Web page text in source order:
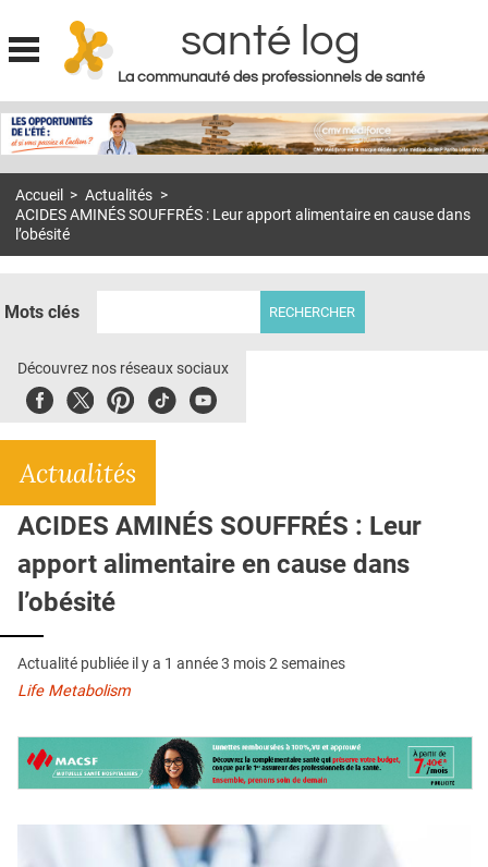
Jump to navigation
santé log
La communauté des professionnels de santé
MON COMPTE
S'ABONNER À LA REVUE SOIN À DOMICILE
E-REVUE SAD
THÉMA
CRÉDITS
Accueil > Actualités >
ACIDES AMINÉS SOUFFRÉS : Leur apport alimentaire en cause dans
l’obésité
Mots clés
Découvrez nos réseaux sociaux
FacebookTwitterPinterest
TiktokYoubute
Actualités
ACIDES AMINÉS SOUFFRÉS : Leur
apport alimentaire en cause dans
l’obésité
Actualité publiée il y a 1 année 3 mois 2 semaines
Life Metabolism